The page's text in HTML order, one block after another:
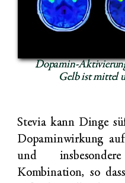
Dopamin-
Gelb ist mittel
Stevia kann Dinge
Dopaminwirkung
und
Kombination, so